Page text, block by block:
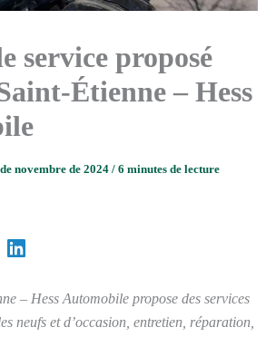
service proposé
Étienne – Hess
novembre de 2024/ 6 minutes de lecture
– Hess Automobile propose des services
neufs et d’occasion, entretien, réparation,